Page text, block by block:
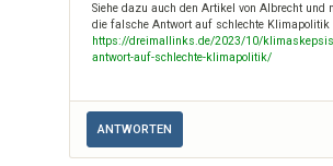
Siehe dazu auch den Artikel von Albrecht
die falsche Antwort auf schlechte Klimapolitik
https://dreimallinks.de/2023/10/
antwort-auf-schlechte-klimapolitik/
ANTWORTEN